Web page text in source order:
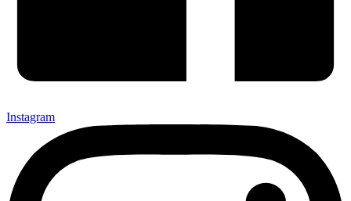
Instagram